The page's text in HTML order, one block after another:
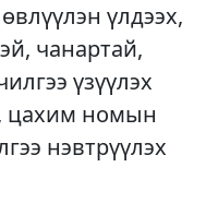
үлдээх,
чанартай,
үзүүлэх
цахим номын
нэвтрүүлэх